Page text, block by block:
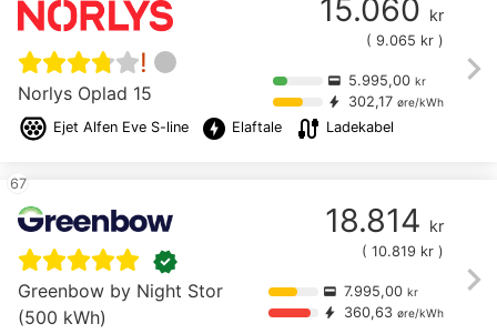
chevron_right
!
Norlys Oplad 15
Ejet Alfen Eve S-line offline_bolt Elaftale cable Ladekabel
15.060 kr
( 9.065 kr )
credit_card 5.995,00 kr
bolt 302,17 øre/kWh
chevron_right
67
verified
Greenbow by Night Stor
(500 kWh)
18.814 kr
( 10.819 kr )
credit_card 7.995,00 kr
bolt 360,63 øre/kWh